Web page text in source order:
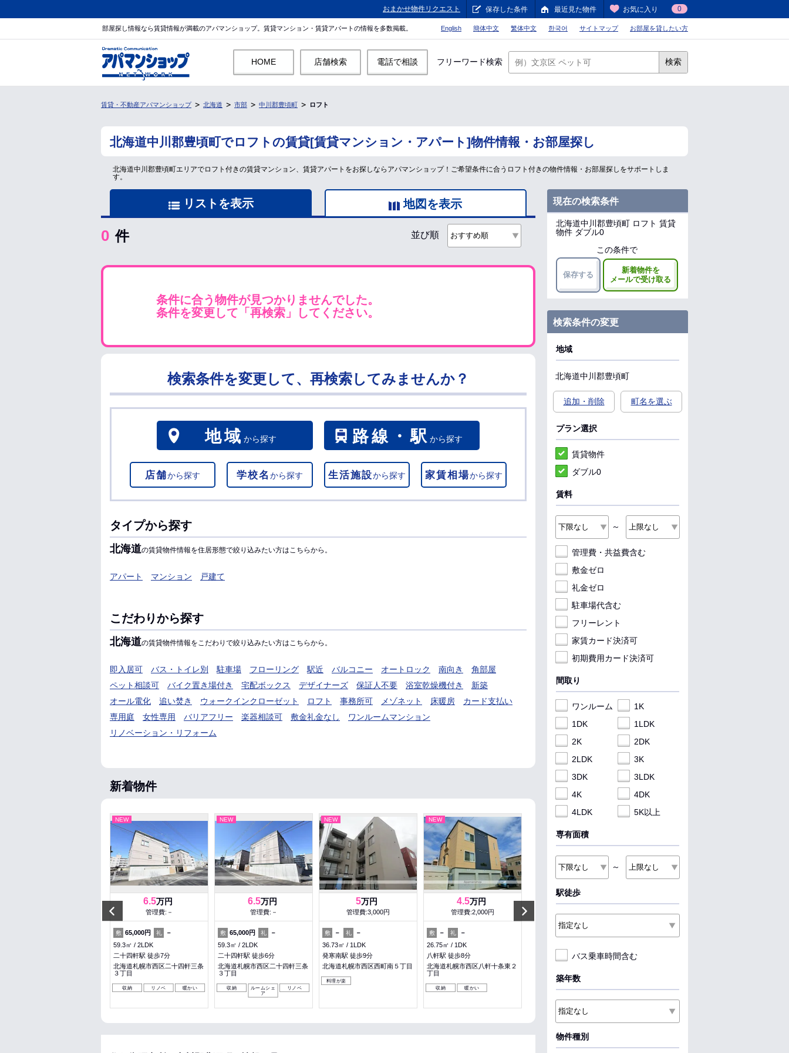
おまかせ物件リクエスト 保存した条件 最近見た物件 お気に入り 0
部屋探し情報なら賃貸情報が満載のアパマンショップ。賃貸マンション・賃貸アパートの情報を多数掲載。 English 簡体中文 繁体中文 한국어 サイトマップ お部屋を貸したい方
HOME 店舗検索 電話で相談 フリーワード検索 検索
賃貸・不動産アパマンショップ 北海道 市部 中川郡豊頃町 ロフト
北海道中川郡豊頃町でロフトの賃貸[賃貸マンション・アパート]物件情報・お部屋探し
北海道中川郡豊頃町エリアでロフト付きの賃貸マンション、賃貸アパートをお探しならアパマンショップ！ご希望条件に合うロフト付きの物件情報・お部屋探しをサポートしま
す。
リストを表示 地図を表示
0 件 並び順
条件に合う物件が見つかりませんでした。
条件を変更して「再検索」してください。
検索条件を変更して、再検索してみませんか？
地域 から探す 路線・駅から探す
店舗から探す 学校名 から探す 生活施設から探す 家賃相場から探す
タイプから探す
北海道の賃貸物件情報を住居形態で絞り込みたい方はこちらから。
アパート マンション 戸建て
こだわりから探す
北海道の賃貸物件情報をこだわりで絞り込みたい方はこちらから。
即入居可 バス・トイレ別 駐車場 フローリング 駅近 バルコニー オートロック 南向き
角部屋
ペット相談可
バイク置き場付き 宅配ボックス デザイナーズ 保証人不要 浴室乾燥機付き
新築
オール電化
追い焚き ウォークインクローゼット ロフト 事務所可 メゾネット 床暖房
カード支払い
専用庭
女性専用 バリアフリー 楽器相談可 敷金礼金なし
ワンルームマンション
リノベーション・リフォーム
新着物件
Previous
NEW
6.5万円
管理費:－
敷 65,000円 礼
－
59.3㎡
2LDK
二十四軒駅 徒歩7分
北海道札幌市西区二十四軒三条
３丁目
収納 リノベ 暖かい
NEW
6.5万円
管理費:－
敷 65,000円 礼
－
59.3㎡
2LDK
二十四軒駅 徒歩6分
北海道札幌市西区二十四軒三条
３丁目
収納
ルームシェ
ア
リノベ
NEW
5万円
管理費:3,000円
敷 － 礼
－
36.73㎡
1LDK
発寒南駅 徒歩9分
北海道札幌市西区西町南５丁目
料理が楽
NEW
4.5万円
管理費:2,000円
敷 － 礼
－
26.75㎡
1DK
八軒駅 徒歩8分
北海道札幌市西区八軒十条東２
丁目
収納 暖かい
7.4万円
宮の沢駅 徒歩6分
6.4万円
発寒南駅 バス27分 西野４－７
現在の検索条件
北海道中川郡豊頃町 ロフト 賃貸
物件 ダブル0
この条件で
保存する
新着物件を
メールで受け取る
検索条件の変更
地域
北海道中川郡豊頃町
追加・削除 町名を選ぶ
プラン選択
賃貸物件
ダブル0
賃料
～
管理費・共益費含む
敷金ゼロ
礼金ゼロ
駐車場代含む
フリーレント
家賃カード決済可
初期費用カード決済可
間取り
ワンルーム
1K
1DK
1LDK
2K
2DK
2LDK
3K
3DK
3LDK
4K
4DK
4LDK
5K以上
専有面積
～
駅徒歩
バス乗車時間含む
築年数
物件種別